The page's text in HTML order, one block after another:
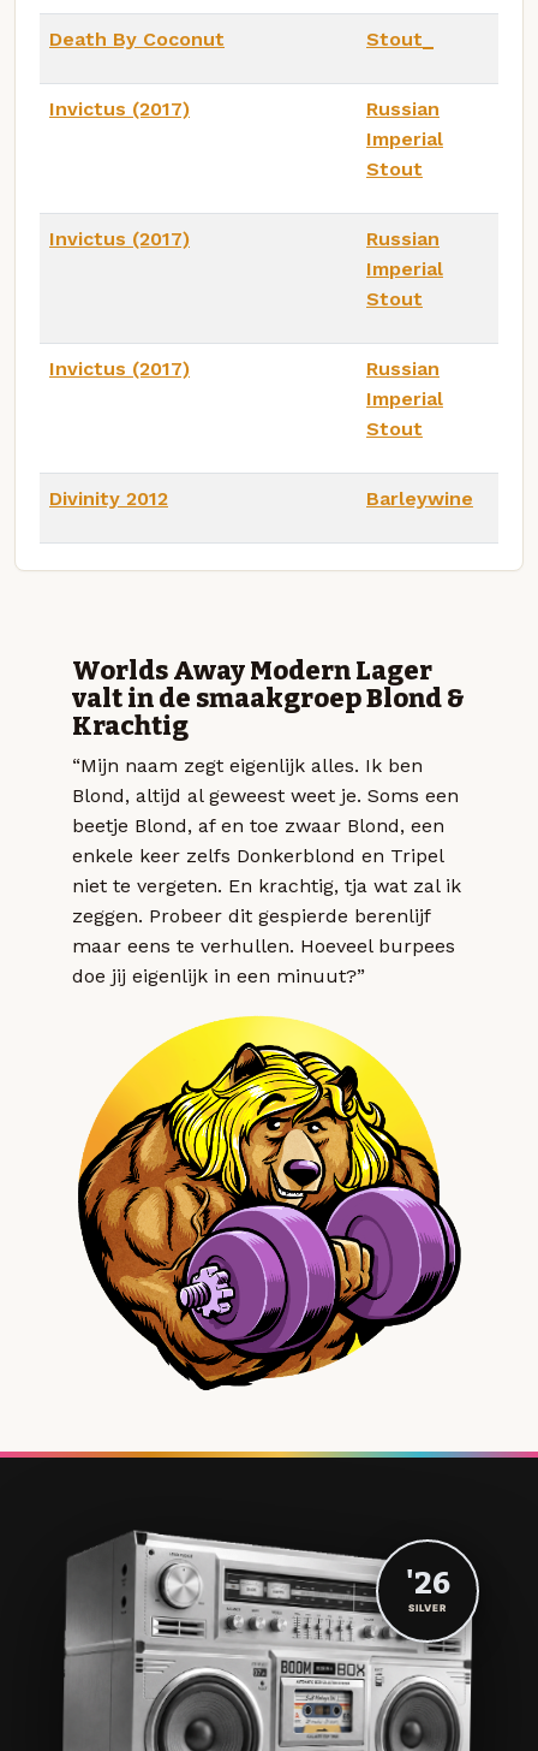
Death By Coconut Stout_
Invictus (2017)
Russian
Imperial
Stout
Invictus (2017)
Russian
Imperial
Stout
Invictus (2017)
Russian
Imperial
Stout
Divinity 2012 Barleywine
Worlds Away Modern Lager
valt in de smaakgroep Blond &
Krachtig
“Mijn naam zegt eigenlijk alles. Ik ben
Blond, altijd al geweest weet je. Soms een
beetje Blond, af en toe zwaar Blond, een
enkele keer zelfs Donkerblond en Tripel
niet te vergeten. En krachtig, tja wat zal ik
zeggen. Probeer dit gespierde berenlijf
maar eens te verhullen. Hoeveel burpees
doe jij eigenlijk in een minuut?”
'26
SILVER